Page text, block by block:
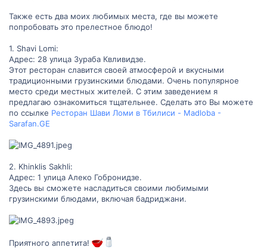
Также есть два моих любимых места, где вы можете
попробовать это прелестное блюдо!
1. Shavi Lomi:
Адрес: 28 улица Зураба Квливидзе.
Этот ресторан славится своей атмосферой и вкусными
традиционными грузинскими блюдами. Очень популярное
место среди местных жителей. С этим заведением я
предлагаю ознакомиться тщательнее. Сделать это Вы можете
по ссылке Ресторан Шави Ломи в Тбилиси - Madloba -
Sarafan.GE
2. Khinklis Sakhli:
Адрес: 1 улица Алеко Гобронидзе.
Здесь вы сможете насладиться своими любимыми
грузинскими блюдами, включая бадриджани.
Приятного аппетита!